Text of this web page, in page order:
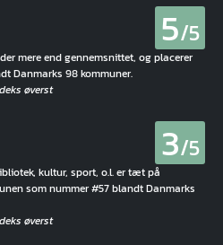
5/5
mere end gennemsnittet, og placerer
Danmarks 98 kommuner.
3/5
kultur, sport, o.l. er tæt på
som nummer #57 blandt Danmarks